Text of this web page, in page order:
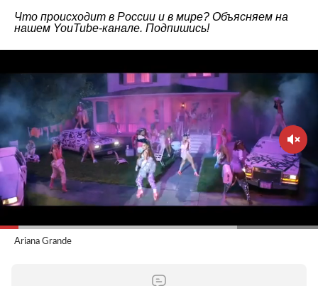
Что происходит в России и в мире? Объясняем на
нашем YouTube-канале. Подпишись!
Ariana Grande